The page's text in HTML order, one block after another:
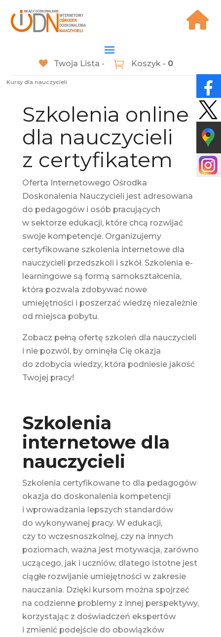
Twoja Lista - Koszyk - 0
Kursy dla nauczycieli
Szkolenia online
dla nauczycieli
z certyfikatem
Oferta Internetowego Ośrodka
Doskonalenia Nauczycieli jest adresowana
do pedagogów i osób pracujących
w sektorze edukacji, które chcą rozwijać
swoje kompetencje. Organizujemy
certyfikowane szkolenia internetowe dla
nauczycieli przedszkoli i szkół. Szkolenia e-
learningowe są formą samokształcenia,
która pozwala zdobywać nowe
umiejętności i poszerzać wiedzę niezależnie
od miejsca pobytu.
Zobacz pełną ofertę szkoleń dla nauczycieli
i nie pozwól, by ominęła Cię okazja
do zdobycia wiedzy, która podniesie jakość
Twojej pracy!
Szkolenia
internetowe dla
nauczycieli
Szkolenia certyfikowane to dla pedagogów
okazja do doskonalenia kompetencji
i wprowadzania lepszych standardów
do wykonywanej pracy. W edukacji,
czy to wczesnoszkolnej, czy na innych
poziomach, ważna jest motywacja, zarówno
uczącego, jak i uczniów, dlatego istotne jest
ciągłe rozwijanie umiejętności w zakresie
nauczania. Dzięki kursom można spojrzeć
na codzienne problemy z innej perspektywy,
korzystając z doświadczeń ekspertów
i zmienić podejście do obowiązków